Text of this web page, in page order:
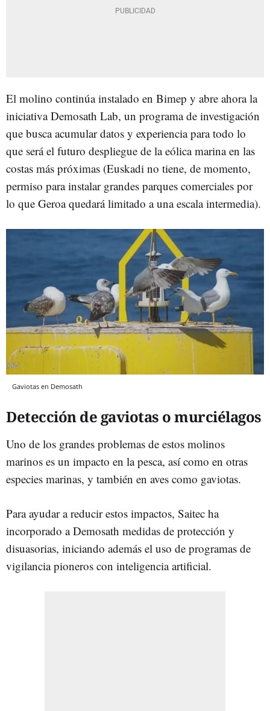
El molino continúa instalado en Bimep y abre ahora la
iniciativa Demosath Lab, un programa de investigación
que busca acumular datos y experiencia para todo lo
que será el futuro despliegue de la eólica marina en las
costas más próximas (Euskadi no tiene, de momento,
permiso para instalar grandes parques comerciales por
lo que Geroa quedará limitado a una escala intermedia).
Gaviotas en Demosath
Detección de gaviotas o murciélagos
Uno de los grandes problemas de estos molinos
marinos es un impacto en la pesca, así como en otras
especies marinas, y también en aves como gaviotas.
Para ayudar a reducir estos impactos, Saitec ha
incorporado a Demosath medidas de protección y
disuasorias, iniciando además el uso de programas de
vigilancia pioneros con inteligencia artificial.